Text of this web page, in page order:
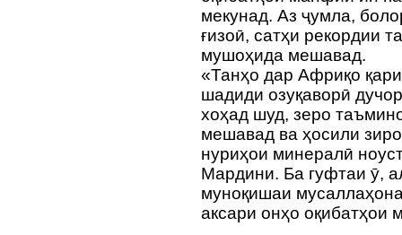
мекунад. Аз ҷумла,
ғизоӣ, сатҳи рекордии
мушоҳида мешавад.
«Танҳо дар Африқо
шадиди озуқаворӣ
хоҳад шуд, зеро
мешавад ва ҳосили
нуриҳои минералӣ
Мардини. Ба гуфтаи ӯ,
муноқишаи
аксари онҳо оқибатҳои